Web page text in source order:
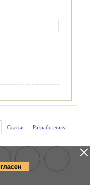
Статьи Разработчику